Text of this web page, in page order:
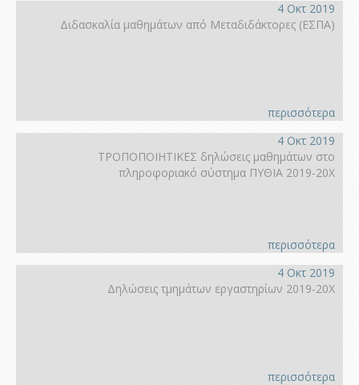
4 Οκτ 2019
Διδασκαλία μαθημάτων από Μεταδιδάκτορες (ΕΣΠΑ)
περισσότερα
4 Οκτ 2019
ΤΡΟΠΟΠΟΙΗΤΙΚΕΣ δηλώσεις μαθημάτων στο
πληροφοριακό σύστημα ΠΥΘΙΑ 2019-20Χ
περισσότερα
4 Οκτ 2019
Δηλώσεις τμημάτων εργαστηρίων 2019-20Χ
περισσότερα